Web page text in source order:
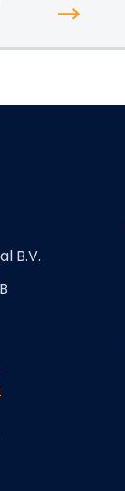
B.V.